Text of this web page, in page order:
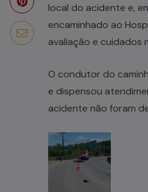
local do acidente e,
encaminhado ao
avaliação e cuidados
O condutor do
e dispensou
acidente não foram